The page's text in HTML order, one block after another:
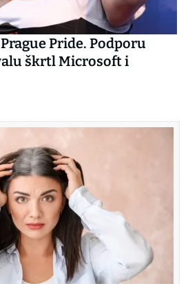
Pride. Podporu
škrtl Microsoft i